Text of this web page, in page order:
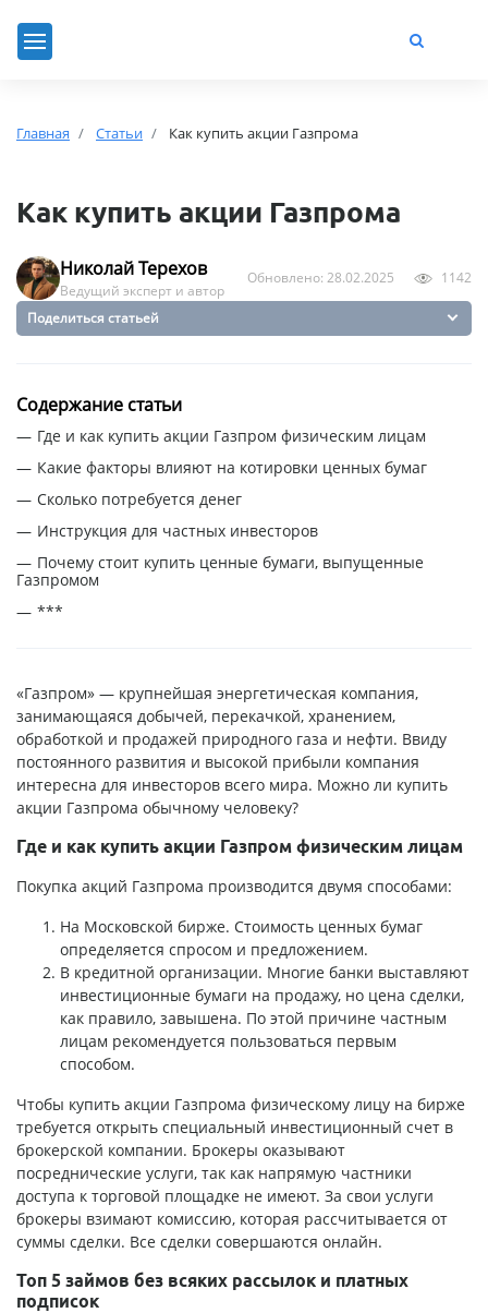
Главная Статьи Как купить акции Газпрома
Как купить акции Газпрома
Николай Терехов
Ведущий эксперт и автор
Обновлено: 28.02.2025 1142
Поделиться статьей
Содержание статьи
Где и как купить акции Газпром физическим лицам
Какие факторы влияют на котировки ценных бумаг
Сколько потребуется денег
Инструкция для частных инвесторов
Почему стоит купить ценные бумаги, выпущенные
Газпромом
***
«Газпром» — крупнейшая энергетическая компания,
занимающаяся добычей, перекачкой, хранением,
обработкой и продажей природного газа и нефти. Ввиду
постоянного развития и высокой прибыли компания
интересна для инвесторов всего мира. Можно ли купить
акции Газпрома обычному человеку?
Где и как купить акции Газпром физическим лицам
Покупка акций Газпрома производится двумя способами:
На Московской бирже. Стоимость ценных бумаг
определяется спросом и предложением.
В кредитной организации. Многие банки выставляют
инвестиционные бумаги на продажу, но цена сделки,
как правило, завышена. По этой причине частным
лицам рекомендуется пользоваться первым
способом.
Чтобы купить акции Газпрома физическому лицу на бирже
требуется открыть специальный инвестиционный счет в
брокерской компании. Брокеры оказывают
посреднические услуги, так как напрямую частники
доступа к торговой площадке не имеют. За свои услуги
брокеры взимают комиссию, которая рассчитывается от
суммы сделки. Все сделки совершаются онлайн.
Топ 5 займов без всяких рассылок и платных
подписок